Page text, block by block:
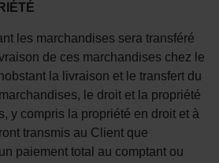
les marchandises sera transféré
de ces marchandises chez le
la livraison et le transfert du
le droit et la propriété
y compris la propriété en droit et à
transmis au Client que
paiement total au comptant ou